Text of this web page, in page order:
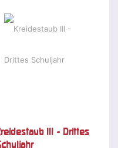
III - Drittes